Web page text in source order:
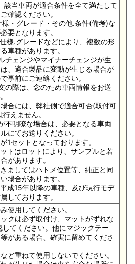
該当車両が適合条件を全て満たして
確認ください。
・グレード・その他.条件(備考)な
要となります。
様.グレードなどにより、複数の形
車種があります。
チェンジやマイナーチェンジが生
、適合製品に変動が生じる場合が
事前にご連絡ください。
の際は、念のため車両情報をお送
合には、弊社側で適合可否(取付可
えません。
不明瞭な場合は、必要となる車両
にてお送りください。
1セットとなっております。
トはロットにより、サンプルと若
があります。
ましてはハトメ位置等、純正と同
場合があります。
成15年以降の車種、及び現行モデ
しております。
使用してください。
クは必ず取付け、マットがずれな
してください。他にマジックテー
がある場合、確実に留めてくださ
ど重ねて使用しないでください。